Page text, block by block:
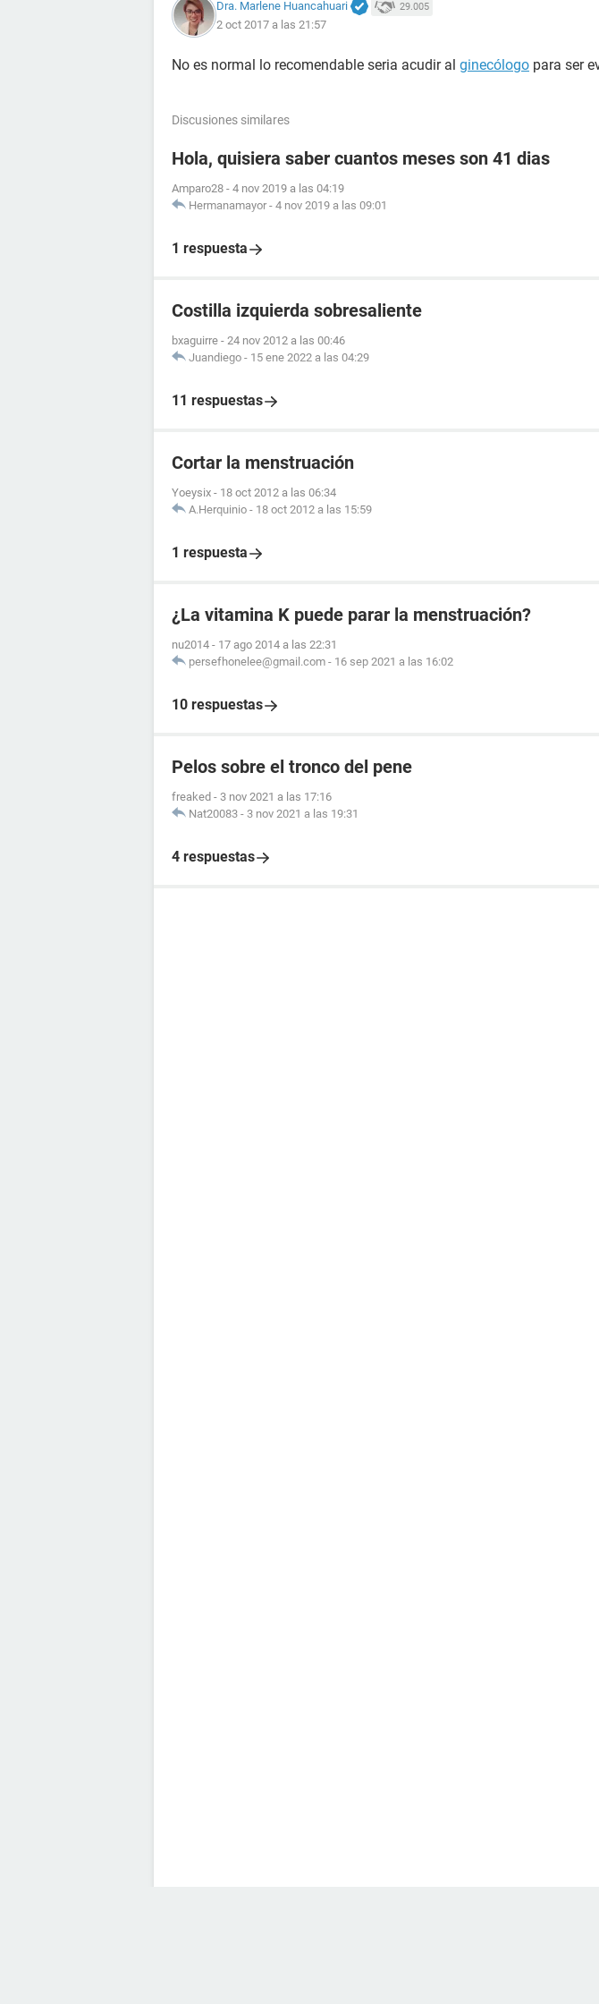
Dra. Marlene Huancahuari 29.005
2 oct 2017 a las 21:57
No es normal lo recomendable seria acudir al ginecólogo para ser
Discusiones similares
Hola, quisiera saber cuantos meses son 41 dias
Amparo28 - 4 nov 2019 a las 04:19
Hermanamayor - 4 nov 2019 a las 09:01
1 respuesta
Costilla izquierda sobresaliente
bxaguirre - 24 nov 2012 a las 00:46
Juandiego - 15 ene 2022 a las 04:29
11 respuestas
Cortar la menstruación
Yoeysix - 18 oct 2012 a las 06:34
A.Herquinio - 18 oct 2012 a las 15:59
1 respuesta
¿La vitamina K puede parar la menstruación?
nu2014 - 17 ago 2014 a las 22:31
persefhonelee@gmail.com - 16 sep 2021 a las 16:02
10 respuestas
Pelos sobre el tronco del pene
freaked - 3 nov 2021 a las 17:16
Nat20083 - 3 nov 2021 a las 19:31
4 respuestas